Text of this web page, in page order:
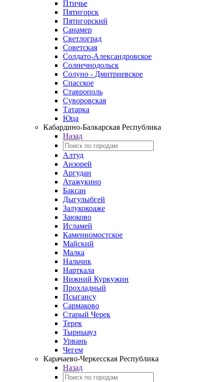
Птичье
Пятигорск
Пятигорский
Санамер
Светлоград
Советская
Солдато-Александровское
Солнечнодольск
Солуно - Дмитриевское
Спасское
Ставрополь
Суворовская
Татарка
Юца
Кабардино‑Балкарская Республика
Назад
Алтуд
Анзорей
Аргудан
Атажукино
Баксан
Дыгулыбгей
Залукокоаже
Заюково
Исламей
Каменномостское
Майский
Малка
Нальчик
Нарткала
Нижний Куркужин
Прохладный
Псыгансу
Сармаково
Старый Черек
Терек
Тырныауз
Урвань
Чегем
Карачаево-Черкесская Республика
Назад